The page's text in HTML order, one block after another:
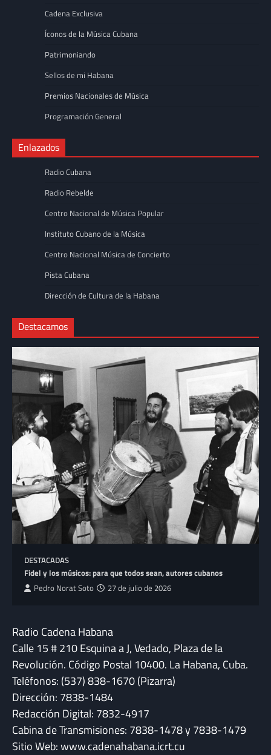
Cadena Exclusiva
Íconos de la Música Cubana
Patrimoniando
Sellos de mi Habana
Premios Nacionales de Música
Programación General
Enlazados
Radio Cubana
Radio Rebelde
Centro Nacional de Música Popular
Instituto Cubano de la Música
Centro Nacional Música de Concierto
Pista Cubana
Dirección de Cultura de la Habana
Destacamos
DESTACADAS
Fidel y los músicos: para que todos sean, autores cubanos
Pedro Norat Soto 27 de julio de 2026
Radio Cadena Habana
Calle 15 # 210 Esquina a J, Vedado, Plaza de la
Revolución. Código Postal 10400. La Habana, Cuba.
Teléfonos: (537) 838-1670 (Pizarra)
Dirección: 7838-1484
Redacción Digital: 7832-4917
Cabina de Transmisiones: 7838-1478 y 7838-1479
Sitio Web: www.cadenahabana.icrt.cu